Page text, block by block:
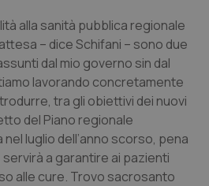
alla sanità pubblica regionale
– dice Schifani – sono due
dal mio governo sin dal
lavorando concretamente
tra gli obiettivi dei nuovi
del Piano regionale
luglio dell’anno scorso, pena
servirà a garantire ai pazienti
alle cure. Trovo sacrosanto